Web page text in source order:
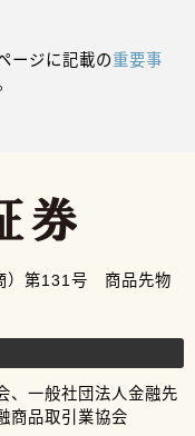
ージに記載の重要事
）第131号 商品先物
、一般社団法人金融先
商品取引業協会